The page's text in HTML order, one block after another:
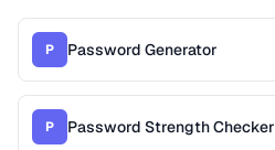
P Password Generator
P Password Strength Checker